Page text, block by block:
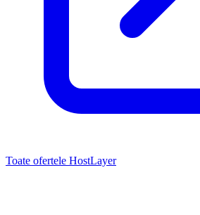
Toate ofertele HostLayer